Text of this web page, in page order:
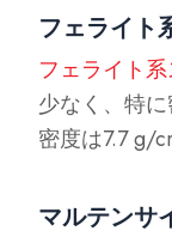
フェライト
フェライト
少なく、特に
密度は7.7 g/
マルテンサ